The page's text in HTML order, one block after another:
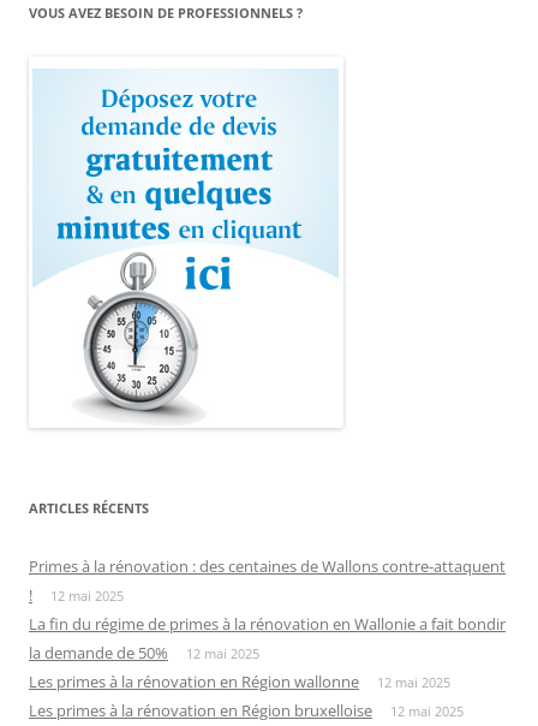
VOUS AVEZ BESOIN DE PROFESSIONNELS ?
ARTICLES RÉCENTS
Primes à la rénovation : des centaines de Wallons contre-attaquent
!
12 mai 2025
La fin du régime de primes à la rénovation en Wallonie a fait bondir
la demande de 50%
12 mai 2025
Les primes à la rénovation en Région wallonne 12 mai 2025
Les primes à la rénovation en Région bruxelloise 12 mai 2025